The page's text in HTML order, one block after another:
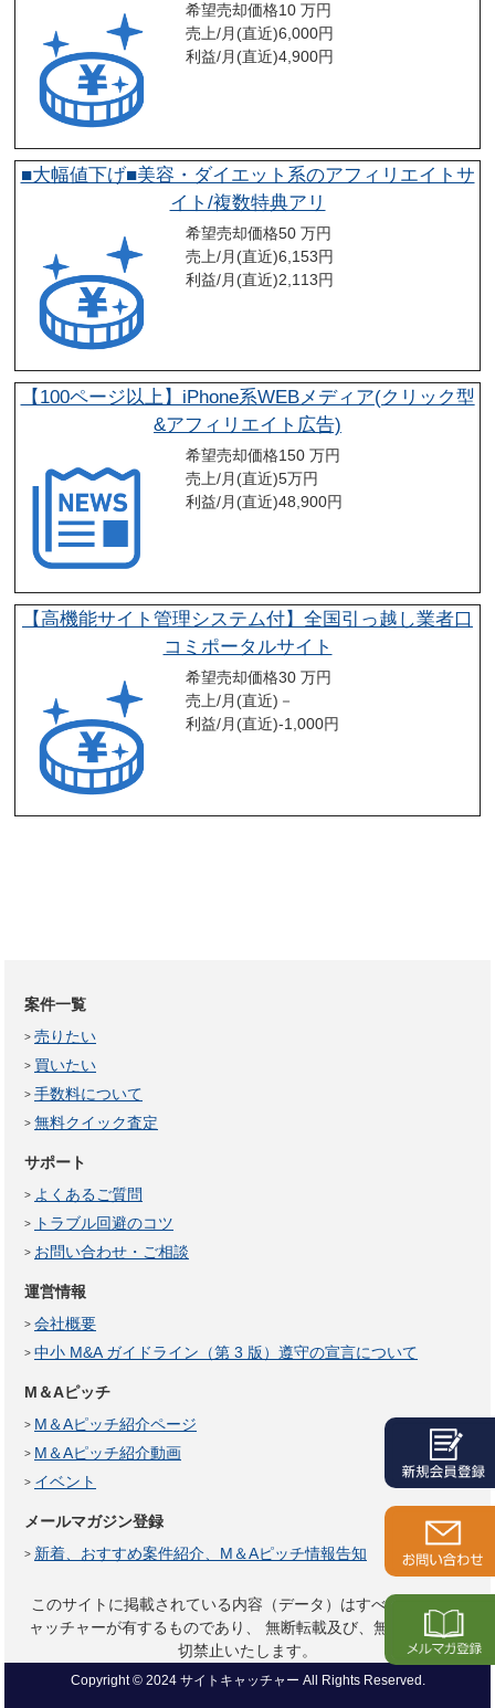
希望売却価格10 万円
売上/月(直近)6,000円
利益/月(直近)4,900円
■大幅値下げ■美容・ダイエット系のアフィリエイトサ
イト/複数特典アリ
希望売却価格50 万円
売上/月(直近)6,153円
利益/月(直近)2,113円
【100ページ以上】iPhone系WEBメディア(クリック型
&アフィリエイト広告)
希望売却価格150 万円
売上/月(直近)5万円
利益/月(直近)48,900円
【高機能サイト管理システム付】全国引っ越し業者口
コミポータルサイト
希望売却価格30 万円
売上/月(直近) －
利益/月(直近)-1,000円
案件一覧
売りたい
買いたい
手数料について
無料クイック査定
サポート
よくあるご質問
トラブル回避のコツ
お問い合わせ・ご相談
運営情報
会社概要
中小 M&A ガイドライン（第 3 版）遵守の宣言について
M＆Aピッチ
M＆Aピッチ紹介ページ
M＆Aピッチ紹介動画
イベント
メールマガジン登録
新着、おすすめ案件紹介、M＆Aピッチ情報告知
このサイトに掲載されている内容（データ）はすべてサイトキ
ャッチャーが有するものであり、
無断転載及び、無断複製は一
切禁止いたします。
Copyright © 2024 サイトキャッチャー All Rights Reserved.